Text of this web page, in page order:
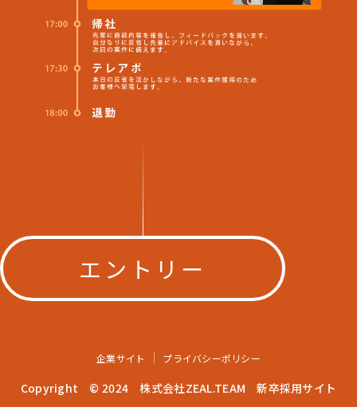
エントリー
企業サイト プライバシーポリシー
Copyright © 2024 株式会社ZEAL.TEAM 新卒採用サイト